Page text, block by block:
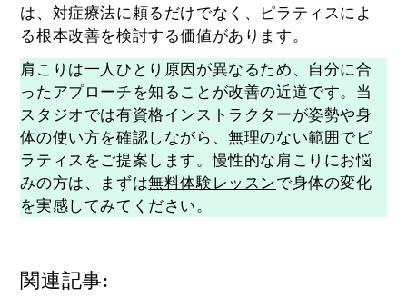
は、対症療法に頼るだけでなく、ピラティスによ
る根本改善を検討する価値があります。
肩こりは一人ひとり原因が異なるため、自分に合
ったアプローチを知ることが改善の近道です。当
スタジオでは有資格インストラクターが姿勢や身
体の使い方を確認しながら、無理のない範囲でピ
ラティスをご提案します。慢性的な肩こりにお悩
みの方は、まずは無料体験レッスンで身体の変化
を実感してみてください。
関連記事: